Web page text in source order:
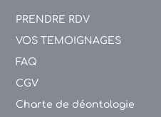
PRENDRE RDV
VOS TEMOIGNAGES
FAQ
CGV
Charte de déontologie